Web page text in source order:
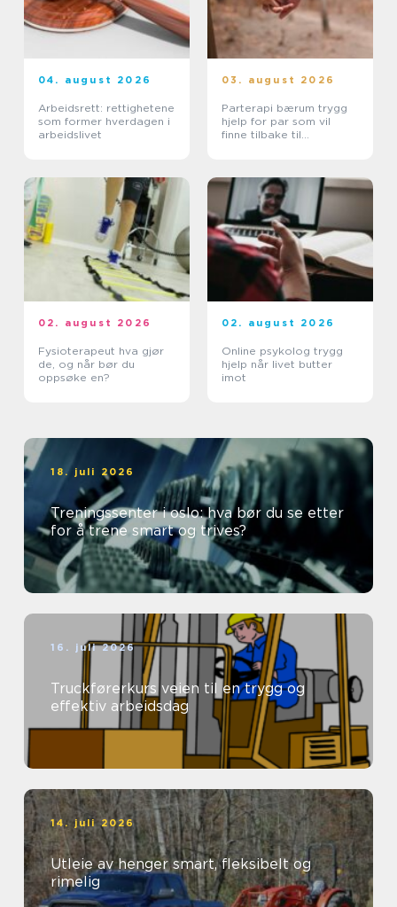
04. august 2026
Arbeidsrett: rettighetene
som former hverdagen i
arbeidslivet
03. august 2026
Parterapi bærum trygg
hjelp for par som vil
finne tilbake til
02. august 2026
Fysioterapeut hva gjør
de, og når bør du
oppsøke en?
02. august 2026
Online psykolog trygg
hjelp når livet butter
imot
18. juli 2026
Treningssenter i oslo: hva bør du se etter
for å trene smart og trives?
16. juli 2026
Truckførerkurs veien til en trygg og
effektiv arbeidsdag
14. juli 2026
Utleie av henger smart, fleksibelt og
rimelig